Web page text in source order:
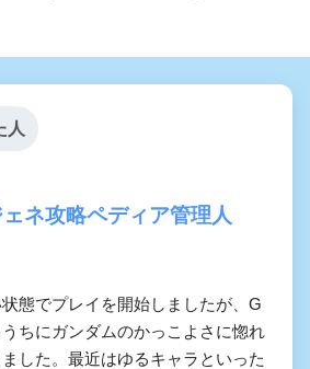
人
ェネ攻略ペディア管理人
態でプレイを開始しましたが、G
ちにガンダムのかっこよさに惚れ
した。最近はゆるキャラといった